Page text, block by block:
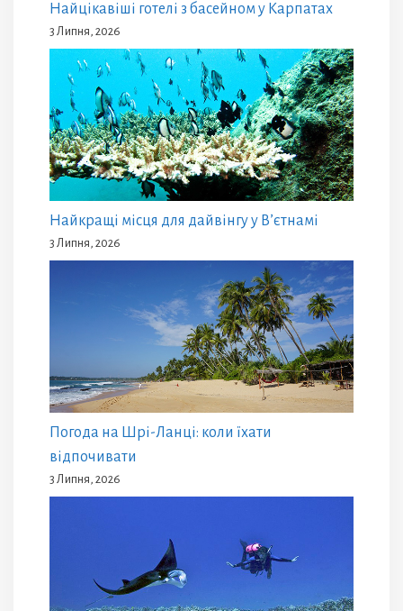
Найцікавіші готелі з басейном у Карпатах
3 Липня, 2026
Найкращі місця для дайвінгу у В’єтнамі
3 Липня, 2026
Погода на Шрі-Ланці: коли їхати
відпочивати
3 Липня, 2026